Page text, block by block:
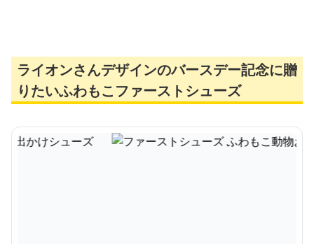
ライオンさんデザインのバースデー記念に贈
りたいふわもこファーストシューズ